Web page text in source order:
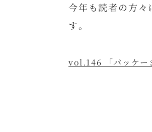
今年も読者の方
す。
vol.146 「パッケー